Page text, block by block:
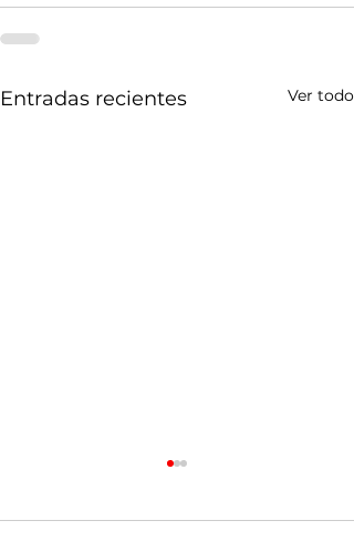
Entradas recientes Ver todo